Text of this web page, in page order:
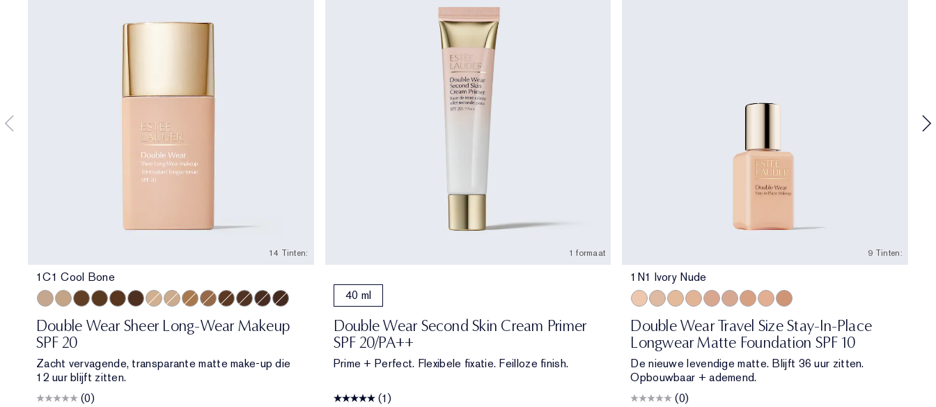
14 Tinten:
1C1 Cool Bone
Double Wear Sheer Long-Wear Makeup
SPF 20
Zacht vervagende, transparante matte make-up die
12 uur blijft zitten.
(0)
1 formaat
40 ml
Double Wear Second Skin Cream Primer
SPF 20/PA++
Prime + Perfect. Flexibele fixatie. Feilloze finish.
(1)
9 Tinten:
1N1 Ivory Nude
Double Wear Travel Size Stay-In-Place
Longwear Matte Foundation SPF 10
De nieuwe levendige matte. Blijft 36 uur zitten.
Opbouwbaar + ademend.
(0)